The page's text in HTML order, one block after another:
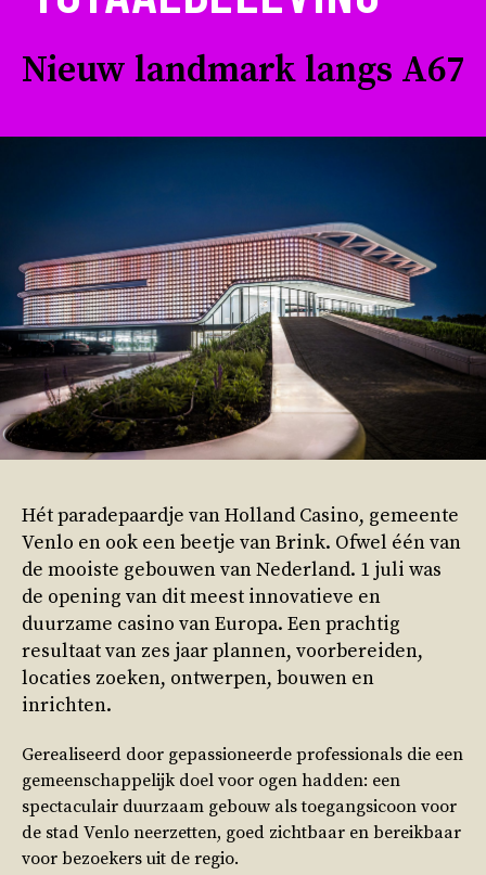
Nieuw landmark langs A67
Hét paradepaardje van Holland Casino, gemeente
Venlo en ook een beetje van Brink. Ofwel één van
de mooiste gebouwen van Nederland. 1 juli was
de opening van dit meest innovatieve en
duurzame casino van Europa. Een prachtig
resultaat van zes jaar plannen, voorbereiden,
locaties zoeken, ontwerpen, bouwen en
inrichten.
Gerealiseerd door gepassioneerde professionals die een
gemeenschappelijk doel voor ogen hadden: een
spectaculair duurzaam gebouw als toegangsicoon voor
de stad Venlo neerzetten, goed zichtbaar en bereikbaar
voor bezoekers uit de regio.